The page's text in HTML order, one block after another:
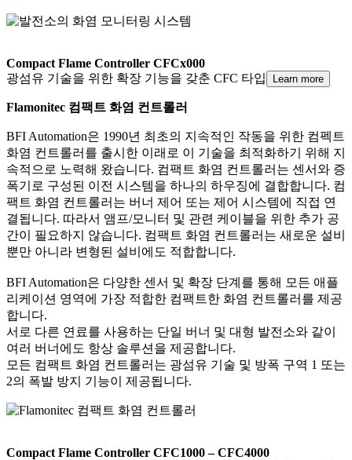
Compact Flame Controller CFCx000
광섬유 기술을 위한 확장 기능을 갖춘 CFC 타입
Learn more
Flamonitec 컴팩트 화염 컨트롤러
BFI Automation은 1990년 최초의 지속적인 작동을 위한 컴펙트
화염 컨트롤러를 출시한 이래로 이 기술을 최적화하기 위해 지
속적으로 노력해 왔습니다. 컴팩트 화염 컨트롤러는 센서와 증
폭기로 구성된 이전 시스템을 하나의 하우징에 결합합니다. 컴
팩트 화염 컨트롤러는 버너 제어 또는 제어 시스템에 직접 연
결됩니다. 따라서 앰프/모니터 및 관련 케이블을 위한 추가 공
간이 필요하지 않습니다. 컴팩트 화염 컨트롤러는 새로운 설비
뿐만 아니라 변형된 설비에도 적합합니다.
BFI Automation은 다양한 센서 및 확장 단계를 통해 모든 애플
리케이션 영역에 가장 적합한 컴팩트한 화염 컨트롤러를 제공
합니다.
서로 다른 연료를 사용하는 단일 버너 및 대형 발전소와 같이
여러 버너에도 항상 솔루션을 제공합니다.
모든 컴팩트 화염 컨트롤러는 광섬유 기술 및 방폭 구역 1 또는
2의 폭발 방지 기능이 제공됩니다.
Compact Flame Controller CFC1000 – CFC4000